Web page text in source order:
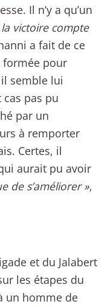
Il n’y a qu’un
la victoire compte
a fait de ce
formée pour
semble lui
pas pu
par un
à remporter
Certes, il
aurait pu avoir
de s’améliorer »,
et du Jalabert
les étapes du
un homme de